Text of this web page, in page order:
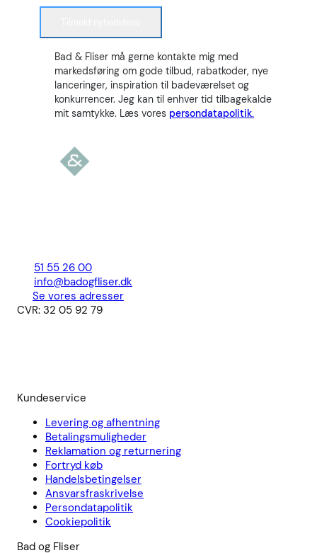
Bad & Fliser må gerne kontakte mig med
markedsføring om gode tilbud, rabatkoder, nye
lanceringer, inspiration til badeværelset og
konkurrencer. Jeg kan til enhver tid tilbagekalde
mit samtykke. Læs vores persondatapolitik.
51 55 26 00
info@badogfliser.dk
Se vores adresser
CVR: 32 05 92 79
Kundeservice
Levering og afhentning
Betalingsmuligheder
Reklamation og returnering
Fortryd køb
Handelsbetingelser
Ansvarsfraskrivelse
Persondatapolitik
Cookiepolitik
Bad og Fliser